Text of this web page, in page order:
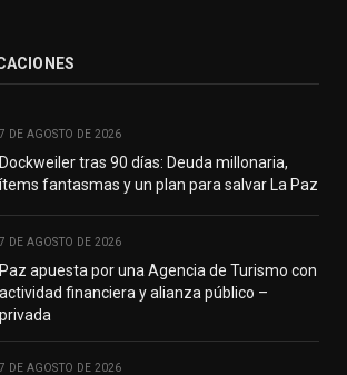
7 DE AGOSTO DE 2026
Dockweiler tras 90 días: Deuda millonaria,
ítems fantasmas y un plan para salvar La Paz
7 DE AGOSTO DE 2026
Paz apuesta por una Agencia de Turismo con
actividad financiera y alianza público –
privada
7 DE AGOSTO DE 2026